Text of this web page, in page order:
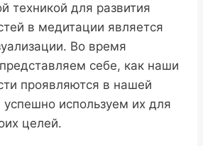
техникой для развития
в медитации является
Во время
себе, как наши
проявляются в нашей
используем их для
целей.